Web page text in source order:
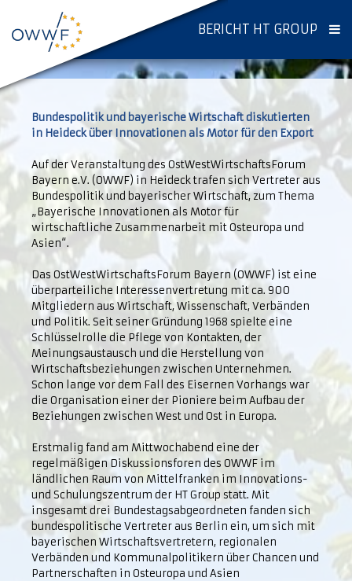
BERICHT HT GROUP
Bundespolitik und bayerische Wirtschaft diskutierten
in Heideck über Innovationen als Motor für den Export
Auf der Veranstaltung des OstWestWirtschaftsForum
Bayern e.V. (OWWF) in Heideck trafen sich Vertreter aus
Bundespolitik und bayerischer Wirtschaft, zum Thema
„Bayerische Innovationen als Motor für
wirtschaftliche Zusammenarbeit mit Osteuropa und
Asien“.
Das OstWestWirtschaftsForum Bayern (OWWF) ist eine
überparteiliche Interessenvertretung mit ca. 900
Mitgliedern aus Wirtschaft, Wissenschaft, Verbänden
und Politik. Seit seiner Gründung 1968 spielte eine
Schlüsselrolle die Pflege von Kontakten, der
Meinungsaustausch und die Herstellung von
Wirtschaftsbeziehungen zwischen Unternehmen.
Schon lange vor dem Fall des Eisernen Vorhangs war
die Organisation einer der Pioniere beim Aufbau der
Beziehungen zwischen West und Ost in Europa.
Erstmalig fand am Mittwochabend eine der
regelmäßigen Diskussionsforen des OWWF im
ländlichen Raum von Mittelfranken im Innovations-
und Schulungszentrum der HT Group statt. Mit
insgesamt drei Bundestagsabgeordneten fanden sich
bundespolitische Vertreter aus Berlin ein, um sich mit
bayerischen Wirtschaftsvertretern, regionalen
Verbänden und Kommunalpolitikern über Chancen und
Partnerschaften in Osteuropa und Asien